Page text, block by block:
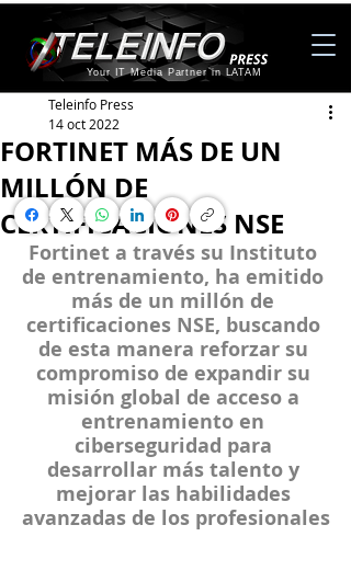
Your IT Media Partner in LATAM
FORTINET MÁS DE UN
MILLÓN DE
CERTIFICACIONES NSE
Teleinfo Press
14 oct 2022
Fortinet a través su Instituto
de entrenamiento, ha emitido
más de un millón de
certificaciones NSE, buscando
de esta manera reforzar su
compromiso de expandir su
misión global de acceso a
entrenamiento en
ciberseguridad para
desarrollar más talento y
mejorar las habilidades
avanzadas de los profesionales